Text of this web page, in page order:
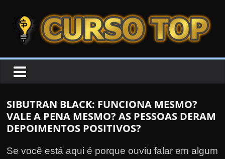
CURSOTOP
s
e
l
o
SIBUTRAN BLACK: FUNCIONA MESMO?
VALE A PENA MESMO? AS PESSOAS DERAM
DEPOIMENTOS POSITIVOS?
Se você está aqui é porque ouviu falar em algum